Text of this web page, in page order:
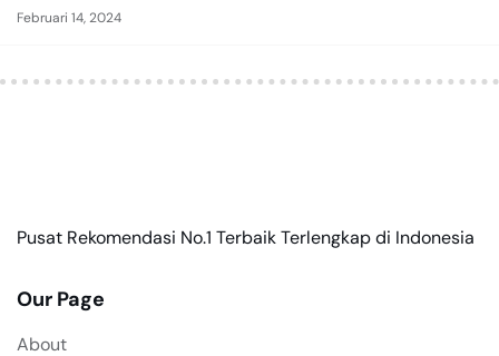
Februari 14, 2024
Pusat Rekomendasi No.1 Terbaik Terlengkap di Indonesia
Our Page
About